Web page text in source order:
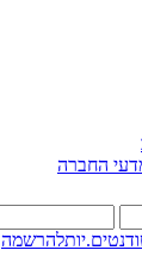
החברה
להרשמה